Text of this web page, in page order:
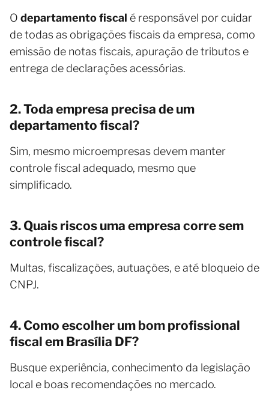
O departamento fiscal é responsável por cuidar
de todas as obrigações fiscais da empresa, como
emissão de notas fiscais, apuração de tributos e
entrega de declarações acessórias.
2. Toda empresa precisa de um
departamento fiscal?
Sim, mesmo microempresas devem manter
controle fiscal adequado, mesmo que
simplificado.
3. Quais riscos uma empresa corre sem
controle fiscal?
Multas, fiscalizações, autuações, e até bloqueio de
CNPJ.
4. Como escolher um bom profissional
fiscal em Brasília DF?
Busque experiência, conhecimento da legislação
local e boas recomendações no mercado.